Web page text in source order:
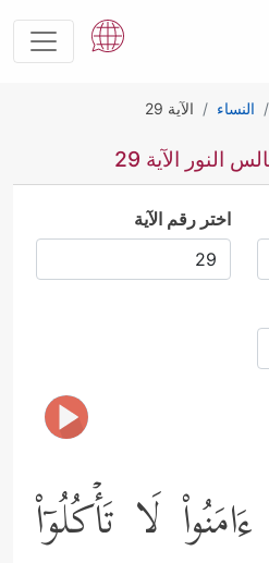
النساء الآية 29
الآية 29
اختر رقم الآية
لَا تَأۡكُلُوۤاْ